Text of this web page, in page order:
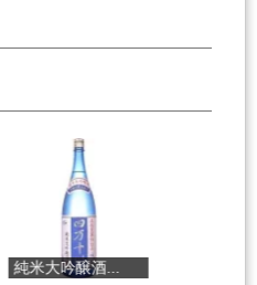
醸酒... ヨーグルトの...